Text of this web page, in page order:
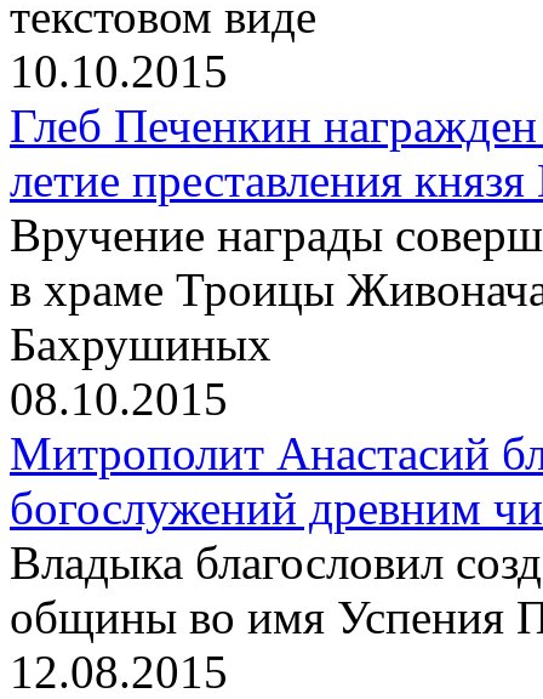
текстовом виде
10.10.2015
Глеб Печенкин
летие преставления
Вручение награды
в храме Троицы
Бахрушиных
08.10.2015
Митрополит Анастасий
богослужений древним
Владыка благословил
общины во имя Успения
12.08.2015